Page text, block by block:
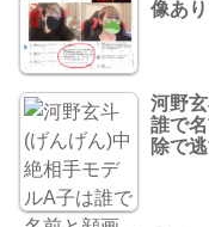
像あり
河野
誰で
除で